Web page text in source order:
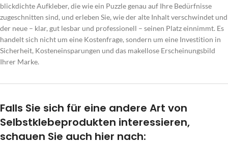
blickdichte Aufkleber, die wie ein Puzzle genau auf Ihre Bedürfnisse
zugeschnitten sind, und erleben Sie, wie der alte Inhalt verschwindet und
der neue – klar, gut lesbar und professionell – seinen Platz einnimmt. Es
handelt sich nicht um eine Kostenfrage, sondern um eine Investition in
Sicherheit, Kosteneinsparungen und das makellose Erscheinungsbild
Ihrer Marke.
Falls Sie sich für eine andere Art von
Selbstklebeprodukten interessieren,
schauen Sie auch hier nach: